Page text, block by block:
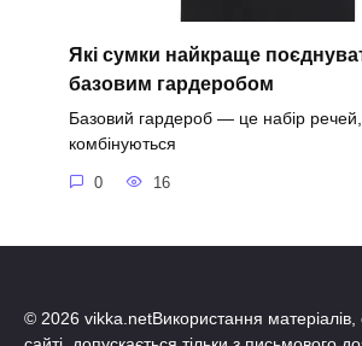
Які сумки найкраще
базовим гардеробом
Базовий гардероб — це набір речей,
комбінуються
0 16
© 2026 vikka.netВикористання матеріалів,